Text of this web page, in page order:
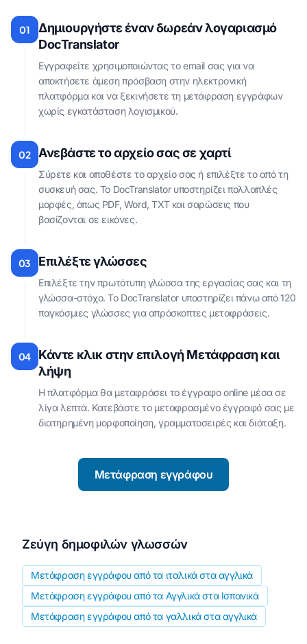
01
Δημιουργήστε έναν δωρεάν λογαριασμό
DocTranslator
Εγγραφείτε χρησιμοποιώντας το email σας για να
αποκτήσετε άμεση πρόσβαση στην ηλεκτρονική
πλατφόρμα και να ξεκινήσετε τη μετάφραση εγγράφων
χωρίς εγκατάσταση λογισμικού.
02 Ανεβάστε το αρχείο σας σε χαρτί
Σύρετε και αποθέστε το αρχείο σας ή επιλέξτε το από τη
συσκευή σας. Το DocTranslator υποστηρίζει πολλαπλές
μορφές, όπως PDF, Word, TXT και σαρώσεις που
βασίζονται σε εικόνες.
03 Επιλέξτε γλώσσες
Επιλέξτε την πρωτότυπη γλώσσα της εργασίας σας και τη
γλώσσα-στόχο. Το DocTranslator υποστηρίζει πάνω από 120
παγκόσμιες γλώσσες για απρόσκοπτες μεταφράσεις.
04
Κάντε κλικ στην επιλογή Μετάφραση και
λήψη
Η πλατφόρμα θα μεταφράσει το έγγραφο online μέσα σε
λίγα λεπτά. Κατεβάστε το μεταφρασμένο έγγραφό σας με
διατηρημένη μορφοποίηση, γραμματοσειρές και διάταξη.
Μετάφραση εγγράφου
Ζεύγη δημοφιλών γλωσσών
Μετάφραση εγγράφου από τα ιταλικά στα αγγλικά
Μετάφραση εγγράφου από τα Αγγλικά στα Ισπανικά
Μετάφραση εγγράφου από τα γαλλικά στα αγγλικά